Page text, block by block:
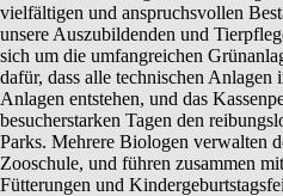
vielfältigen und anspruchsvollen
unsere Auszubildenden und
sich um die umfangreichen
dafür, dass alle technischen Anlagen
Anlagen entstehen, und das
besucherstarken Tagen den
Parks. Mehrere Biologen verwalten
Zooschule, und führen zusammen
Fütterungen und